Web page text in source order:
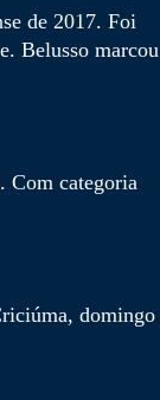
de 2017. Foi
Belusso marcou
Com categoria
domingo